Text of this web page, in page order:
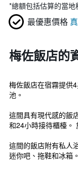
*總額包括估算的當地
最優惠價格
梅佐飯店的
梅佐飯店在宿霧提供
池。
這間具有現代感的飯
和24小時接待櫃檯。
這間的飯店附有私人
迷你吧、拖鞋和冰箱。